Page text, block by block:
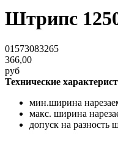
Штрипс
01573083265
366,00
руб
Технические
мин.ширина
макс. ширина
допуск на